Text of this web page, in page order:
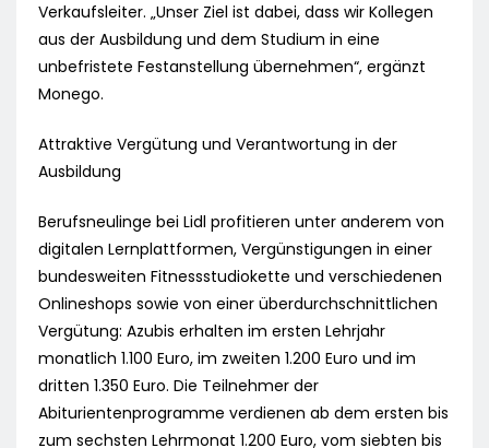
Verkaufsleiter. „Unser Ziel ist dabei, dass wir Kollegen
aus der Ausbildung und dem Studium in eine
unbefristete Festanstellung übernehmen“, ergänzt
Monego.
Attraktive Vergütung und Verantwortung in der
Ausbildung
Berufsneulinge bei Lidl profitieren unter anderem von
digitalen Lernplattformen, Vergünstigungen in einer
bundesweiten Fitnessstudiokette und verschiedenen
Onlineshops sowie von einer überdurchschnittlichen
Vergütung: Azubis erhalten im ersten Lehrjahr
monatlich 1.100 Euro, im zweiten 1.200 Euro und im
dritten 1.350 Euro. Die Teilnehmer der
Abiturientenprogramme verdienen ab dem ersten bis
zum sechsten Lehrmonat 1.200 Euro, vom siebten bis